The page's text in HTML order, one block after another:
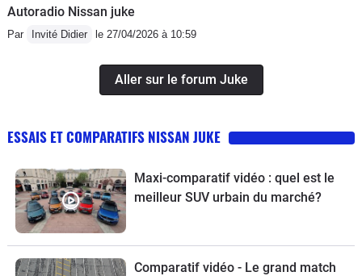
Autoradio Nissan juke
Par Invité Didier le 27/04/2026 à 10:59
Aller sur le forum Juke
ESSAIS ET COMPARATIFS NISSAN JUKE
Maxi-comparatif vidéo : quel est le
meilleur SUV urbain du marché?
Comparatif vidéo - Le grand match